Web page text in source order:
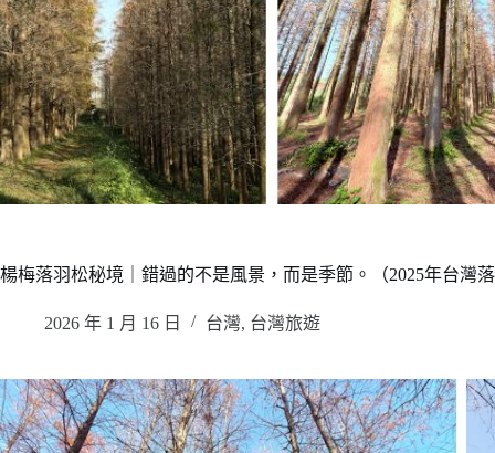
楊梅落羽松秘境｜錯過的不是風景，而是季節。（2025年台灣
2026 年 1 月 16 日 台灣, 台灣旅遊